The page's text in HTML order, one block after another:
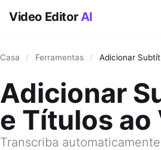
Video EditorAI
Casa / Ferramentas / Adicionar
Adicionar
e Títulos ao
Transcriba